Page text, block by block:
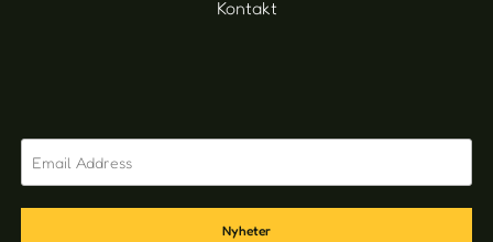
Kontakt
Nyheter